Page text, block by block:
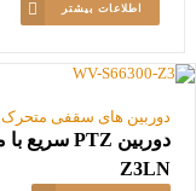
اطلاعات بیشتر
دوربین های سقفی متحرک
Z3LN